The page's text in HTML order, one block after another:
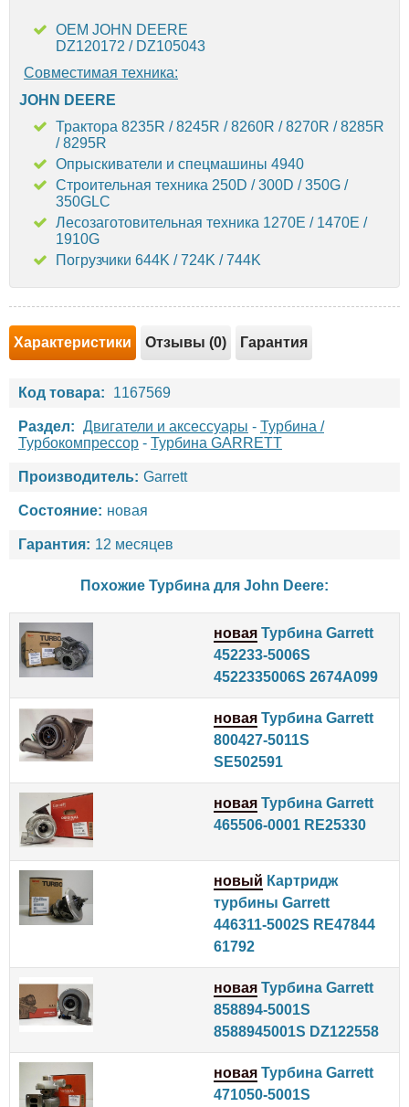
OEM JOHN DEERE
DZ120172 / DZ105043
Совместимая техника:
JOHN DEERE
Трактора 8235R / 8245R / 8260R / 8270R / 8285R
/ 8295R
Опрыскиватели и спецмашины 4940
Строительная техника 250D / 300D / 350G /
350GLC
Лесозаготовительная техника 1270E / 1470E /
1910G
Погрузчики 644K / 724K / 744K
Характеристики Отзывы (0) Гарантия
Код товара: 1167569
Раздел: Двигатели и аксессуары - Турбина /
Турбокомпрессор - Турбина GARRETT
Производитель: Garrett
Состояние: новая
Гарантия: 12 месяцев
Похожие Турбина для John Deere:
новая Турбина Garrett
452233-5006S
4522335006S 2674A099
новая Турбина Garrett
800427-5011S
SE502591
новая Турбина Garrett
465506-0001 RE25330
новый Картридж
турбины Garrett
446311-5002S RE47844
61792
новая Турбина Garrett
858894-5001S
8588945001S DZ122558
новая Турбина Garrett
471050-5001S